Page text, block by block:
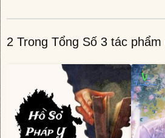
2 Trong Tổng Số 3 tác phẩm